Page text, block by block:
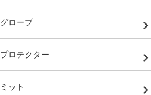
グローブ
プロテクター
ミット